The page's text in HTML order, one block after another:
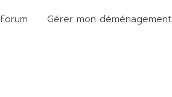
Forum Gérer mon déménagement